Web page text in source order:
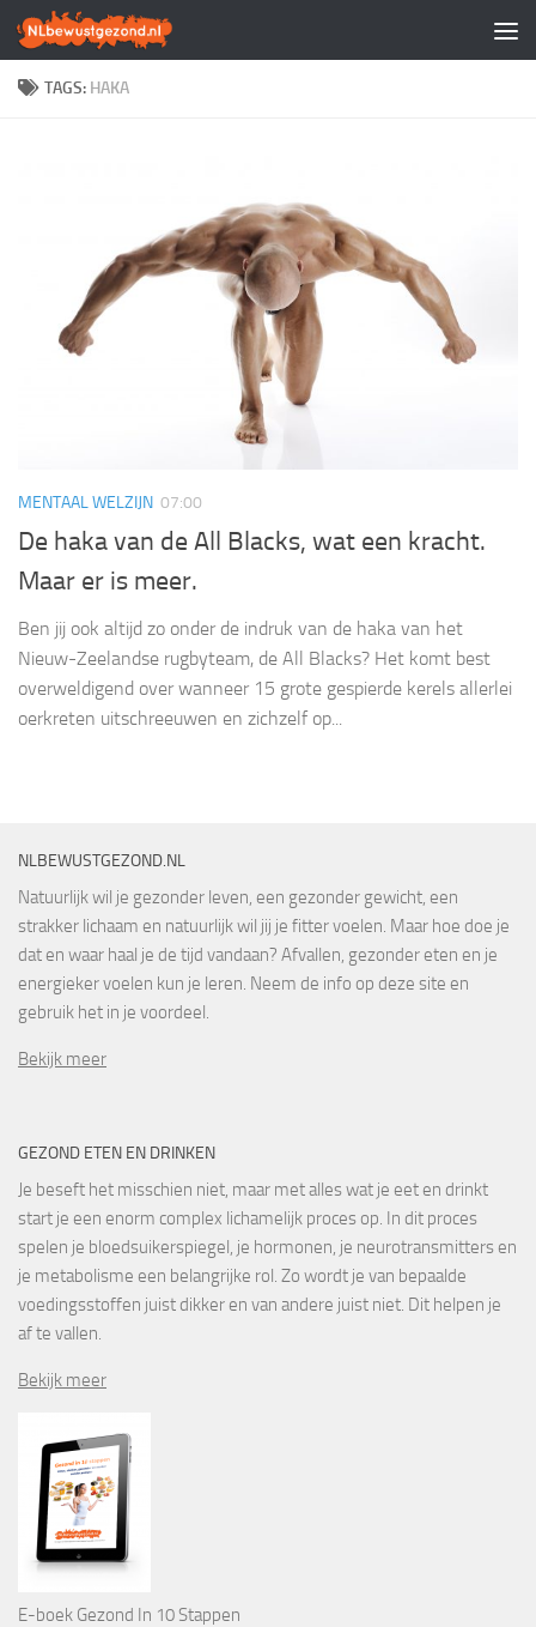
Doorgaan naar inhoud
TAGS: HAKA
MENTAAL WELZIJN 07:00
De haka van de All Blacks, wat een kracht.
Maar er is meer.
Ben jij ook altijd zo onder de indruk van de haka van het
Nieuw-Zeelandse rugbyteam, de All Blacks? Het komt best
overweldigend over wanneer 15 grote gespierde kerels allerlei
oerkreten uitschreeuwen en zichzelf op...
NLBEWUSTGEZOND.NL
Natuurlijk wil je gezonder leven, een gezonder gewicht, een
strakker lichaam en natuurlijk wil jij je fitter voelen. Maar hoe doe je
dat en waar haal je de tijd vandaan? Afvallen, gezonder eten en je
energieker voelen kun je leren. Neem de info op deze site en
gebruik het in je voordeel.
Bekijk meer
GEZOND ETEN EN DRINKEN
Je beseft het misschien niet, maar met alles wat je eet en drinkt
start je een enorm complex lichamelijk proces op. In dit proces
spelen je bloedsuikerspiegel, je hormonen, je neurotransmitters en
je metabolisme een belangrijke rol. Zo wordt je van bepaalde
voedingsstoffen juist dikker en van andere juist niet. Dit helpen je
af te vallen.
Bekijk meer
E-boek Gezond In 10 Stappen